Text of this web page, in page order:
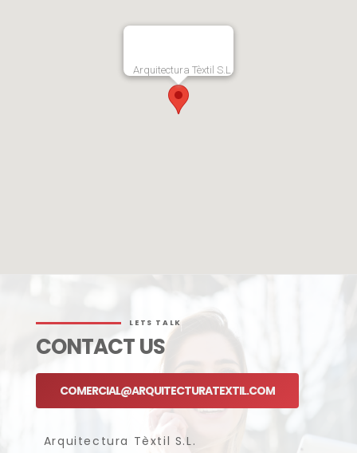
Arquitectura Tèxtil S.L.
LETS TALK
CONTACT US
COMERCIAL@ARQUITECTURATEXTIL.COM
Arquitectura Tèxtil S.L.